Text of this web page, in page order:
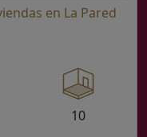
en La Pared
10